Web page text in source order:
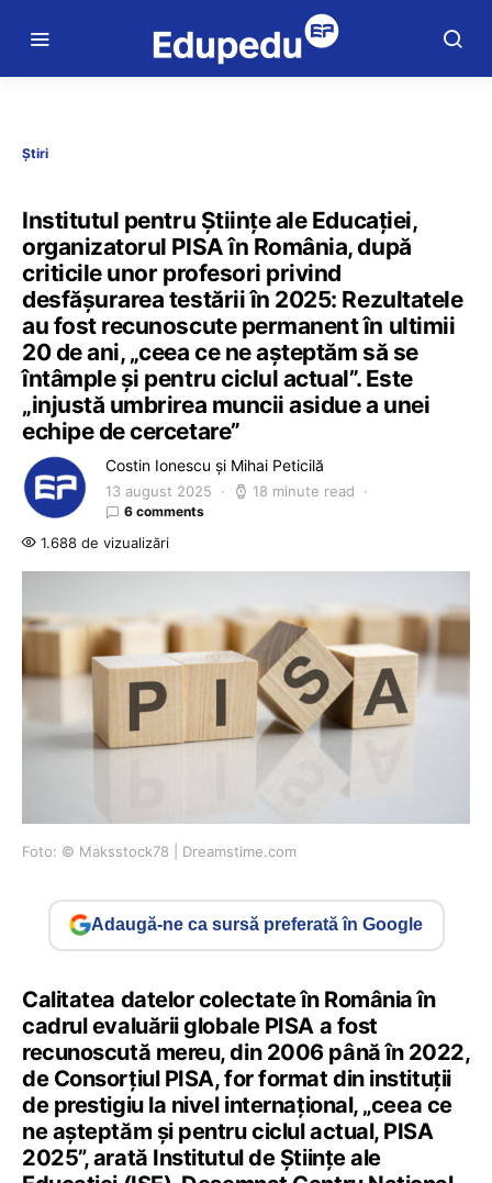
Știri
Institutul pentru Științe ale Educației,
organizatorul PISA în România, după
criticile unor profesori privind
desfășurarea testării în 2025: Rezultatele
au fost recunoscute permanent în ultimii
20 de ani, „ceea ce ne așteptăm să se
întâmple și pentru ciclul actual”. Este
„injustă umbrirea muncii asidue a unei
echipe de cercetare”
Costin Ionescu și Mihai Peticilă
13 august 2025 18 minute read
6 comments
1.688 de vizualizări
Foto: © Maksstock78 | Dreamstime.com
Adaugă-ne ca sursă preferată în Google
Calitatea datelor colectate în România în
cadrul evaluării globale PISA a fost
recunoscută mereu, din 2006 până în 2022,
de Consorțiul PISA, for format din instituții
de prestigiu la nivel internațional, „ceea ce
ne așteptăm și pentru ciclul actual, PISA
2025”, arată Institutul de Științe ale